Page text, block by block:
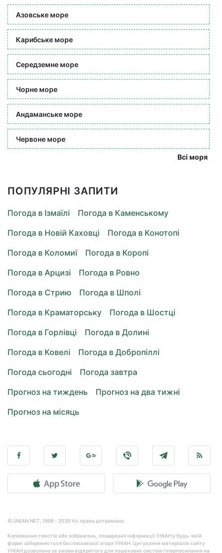
Азовське море
Карибське море
Середземне море
Чорне море
Андаманське море
Червоне море
Всі моря
ПОПУЛЯРНІ ЗАПИТИ
Погода в Ізмаїлі
Погода в Каменському
Погода в Новій Каховці
Погода в Конотопі
Погода в Коломиї
Погода в Коропі
Погода в Арцизі
Погода в Ровно
Погода в Стрию
Погода в Шполі
Погода в Краматорську
Погода в Шостці
Погода в Горлівці
Погода в Долині
Погода в Ковелі
Погода в Добропіллі
Погода сьогодні
Погода завтра
Прогноз на тиждень
Прогноз на два тижні
Прогноз на місяць
© UNIAN.NET, 1998 - 2026 Усі права дотримано.
Копіювання текстів або зображень, поширення інформації УНІАН у будь-якій
формі забороняється без письмової згоди УНІАН. Цитування матеріалів сайту
УНІАН дозволено за умови відкритого для пошукових систем гіперпосилання на